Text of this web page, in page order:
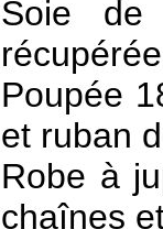
Soie de
Poupée
et ruban
Robe à
chaînes